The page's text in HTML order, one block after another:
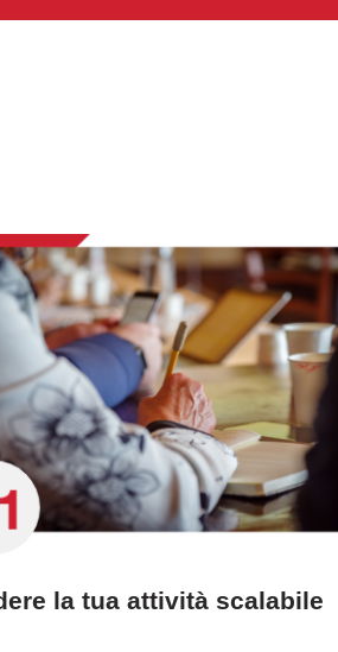
la tua attività scalabile